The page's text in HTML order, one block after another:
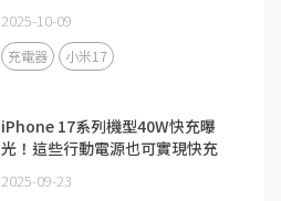
2025-10-09
充電器 小米17
iPhone 17系列機型40W快充曝
光！這些行動電源也可實現快充
2025-09-23